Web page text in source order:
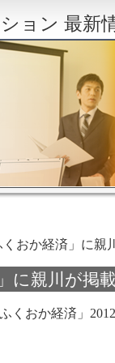
ョン 最新
くおか経済」に親
に親川が掲
くおか経済」